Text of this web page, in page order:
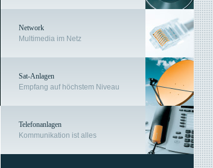
Network
Multimedia im Netz
Sat-Anlagen
Empfang auf höchstem Niveau
Telefon­anlagen
Kommunikation ist alles